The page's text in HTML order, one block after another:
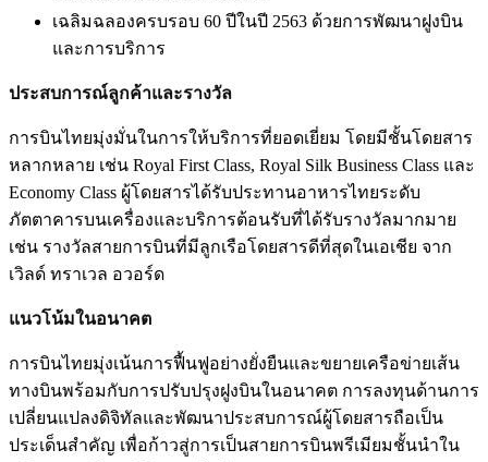
เฉลิมฉลองครบรอบ 60 ปีในปี 2563 ด้วยการพัฒนาฝูงบิน
และการบริการ
ประสบการณ์ลูกค้าและรางวัล
การบินไทยมุ่งมั่นในการให้บริการที่ยอดเยี่ยม โดยมีชั้นโดยสาร
หลากหลาย เช่น Royal First Class, Royal Silk Business Class และ
Economy Class ผู้โดยสารได้รับประทานอาหารไทยระดับ
ภัตตาคารบนเครื่องและบริการต้อนรับที่ได้รับรางวัลมากมาย
เช่น รางวัลสายการบินที่มีลูกเรือโดยสารดีที่สุดในเอเชีย จาก
เวิลด์ ทราเวล อวอร์ด
แนวโน้มในอนาคต
การบินไทยมุ่งเน้นการฟื้นฟูอย่างยั่งยืนและขยายเครือข่ายเส้น
ทางบินพร้อมกับการปรับปรุงฝูงบินในอนาคต การลงทุนด้านการ
เปลี่ยนแปลงดิจิทัลและพัฒนาประสบการณ์ผู้โดยสารถือเป็น
ประเด็นสำคัญ เพื่อก้าวสู่การเป็นสายการบินพรีเมียมชั้นนำใน